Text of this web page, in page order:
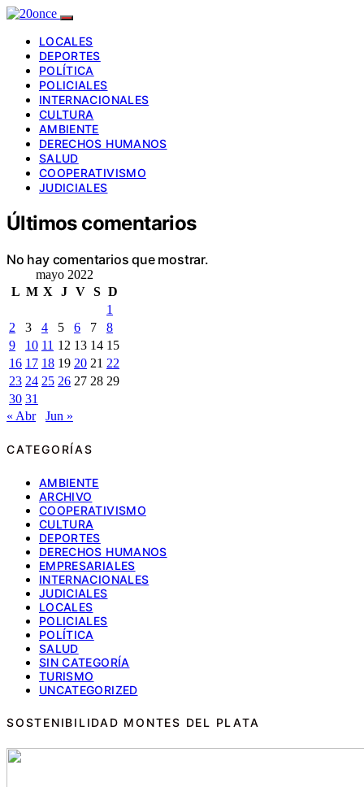
LOCALES
DEPORTES
POLÍTICA
POLICIALES
INTERNACIONALES
CULTURA
AMBIENTE
DERECHOS HUMANOS
SALUD
COOPERATIVISMO
JUDICIALES
Últimos comentarios
No hay comentarios que mostrar.
mayo 2022
L M X J V S D
1
2
3 4 5 6 7
8
9
10 11 12 13 14 15
16 17 18 19 20 21 22
23 24 25 26 27 28 29
30 31
« Abr
Jun »
CATEGORÍAS
AMBIENTE
ARCHIVO
COOPERATIVISMO
CULTURA
DEPORTES
DERECHOS HUMANOS
EMPRESARIALES
INTERNACIONALES
JUDICIALES
LOCALES
POLICIALES
POLÍTICA
SALUD
SIN CATEGORÍA
TURISMO
UNCATEGORIZED
SOSTENIBILIDAD MONTES DEL PLATA